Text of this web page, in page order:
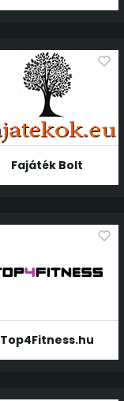
Fajáték Bolt
Top4Fitness.hu